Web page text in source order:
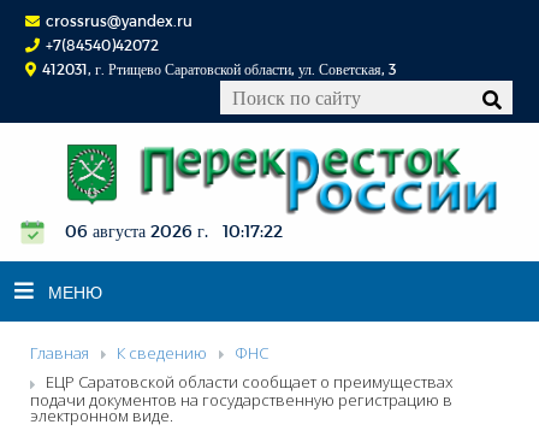
crossrus@yandex.ru
+7(84540)42072
412031, г. Ртищево Саратовской области, ул. Советская, 3
06 августа 2026 г. 10:17:23
МЕНЮ
НОВОСТИ
ОФИЦИАЛЬНО
Главная К сведению
ФНС
ЕЦР Саратовской области сообщает о преимуществах
подачи документов на государственную регистрацию в
электронном виде.